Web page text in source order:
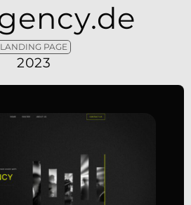
LANDING PAGE
2023